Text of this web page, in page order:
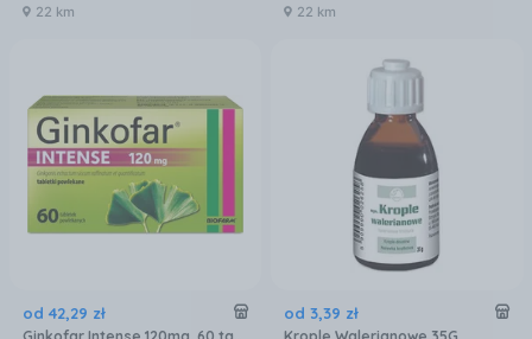
22 km 22 km
od 42,29 zł od 3,39 zł